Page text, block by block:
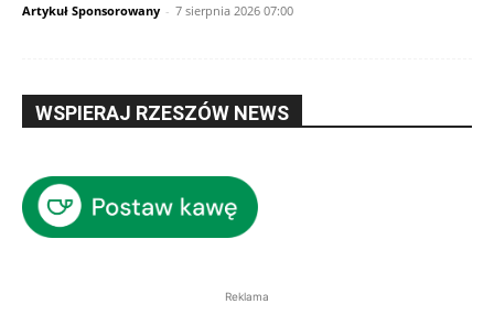
Artykuł Sponsorowany - 7 sierpnia 2026 07:00
WSPIERAJ RZESZÓW NEWS
Reklama